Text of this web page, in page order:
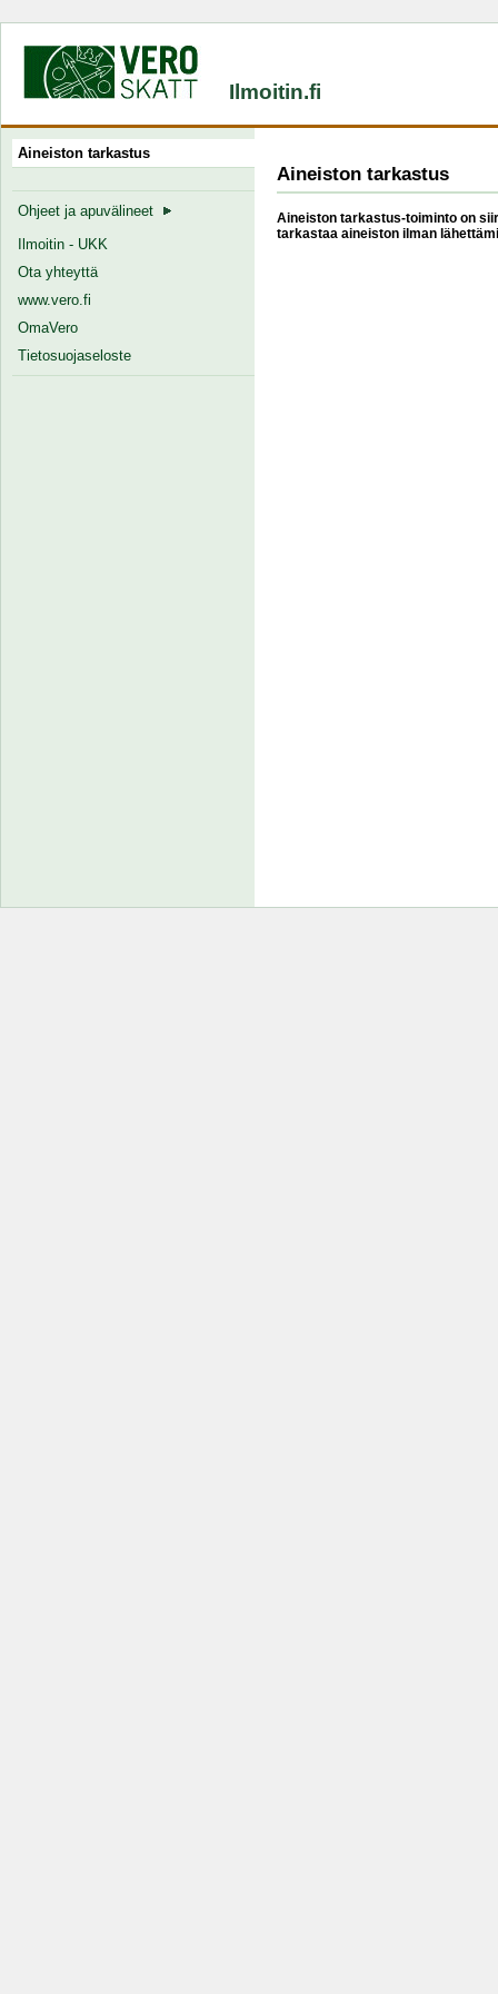
Ilmoitin.fi
Aineiston tarkastus
Ohjeet ja apuvälineet
Ilmoitin - UKK
Ota yhteyttä
www.vero.fi
OmaVero
Tietosuojaseloste
Aineiston tarkastus
Aineiston tarkastus-toiminto on
tarkastaa aineiston ilman